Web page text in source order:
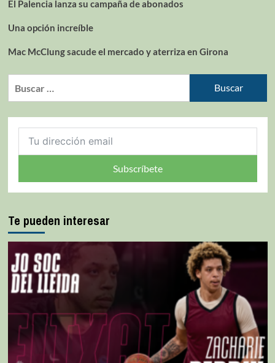
El Palencia lanza su campaña de abonados
Una opción increíble
Mac McClung sacude el mercado y aterriza en Girona
Subscríbete
Te pueden interesar